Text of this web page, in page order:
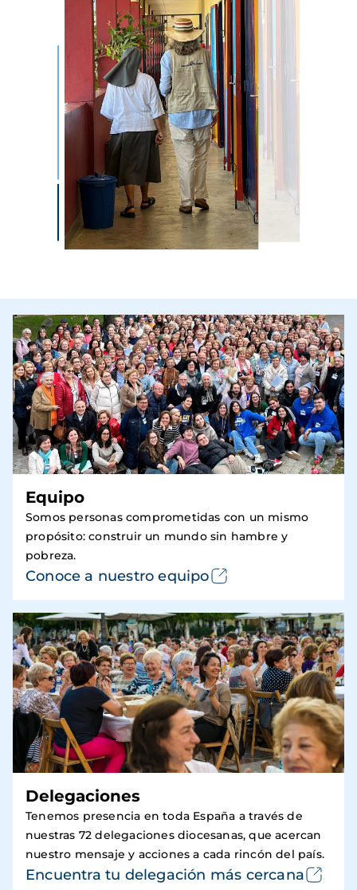
Equipo
Somos personas comprometidas con un mismo
propósito: construir un mundo sin hambre y
pobreza.
Conoce a nuestro equipo
Delegaciones
Tenemos presencia en toda España a través de
nuestras 72 delegaciones diocesanas, que acercan
nuestro mensaje y acciones a cada rincón del país.
Encuentra tu delegación más cercana